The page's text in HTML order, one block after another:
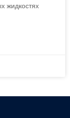
жидкостях